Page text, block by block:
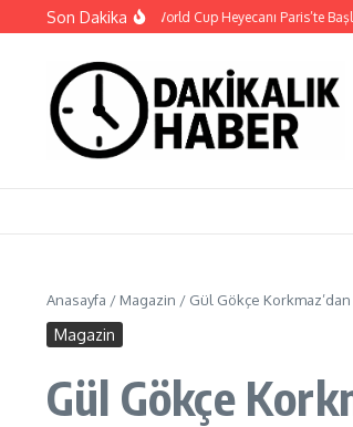
İçeriğe atlaSon Dakika
PUBG Mobile World Cup Heyecanı Paris’te Başlıyor
Anasayfa / Magazin / Gül Gökçe Korkmaz’dan
Magazin
Gül Gökçe